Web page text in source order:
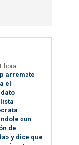
hora
arremete
el
«un
de
y dice que